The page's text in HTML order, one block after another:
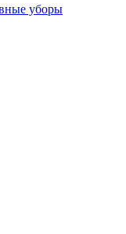
уборы